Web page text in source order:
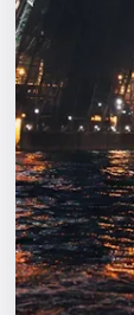
События
Города
Площадки
Артисты
Рейтинги